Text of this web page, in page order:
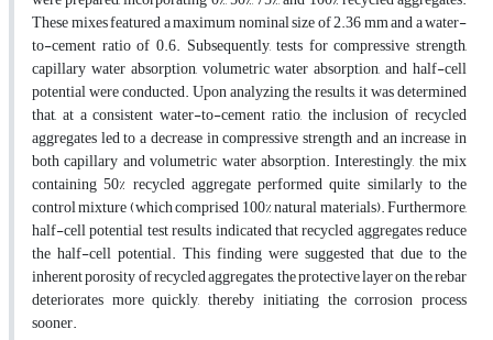
These mixes featured a maximum nominal size of 2.36 mm and a water-
to-cement ratio of 0.6. Subsequently, tests for compressive strength,
capillary water absorption, volumetric water absorption, and half-cell
potential were conducted. Upon analyzing the results, it was determined
that, at a consistent water-to-cement ratio, the inclusion of recycled
aggregates led to a decrease in compressive strength and an increase in
both capillary and volumetric water absorption. Interestingly, the mix
containing 50% recycled aggregate performed quite similarly to the
control mixture (which comprised 100% natural materials). Furthermore,
half-cell potential test results indicated that recycled aggregates reduce
the half-cell potential. This finding were suggested that due to the
inherent porosity of recycled aggregates, the protective layer on the rebar
deteriorates more quickly, thereby initiating the corrosion process
sooner.